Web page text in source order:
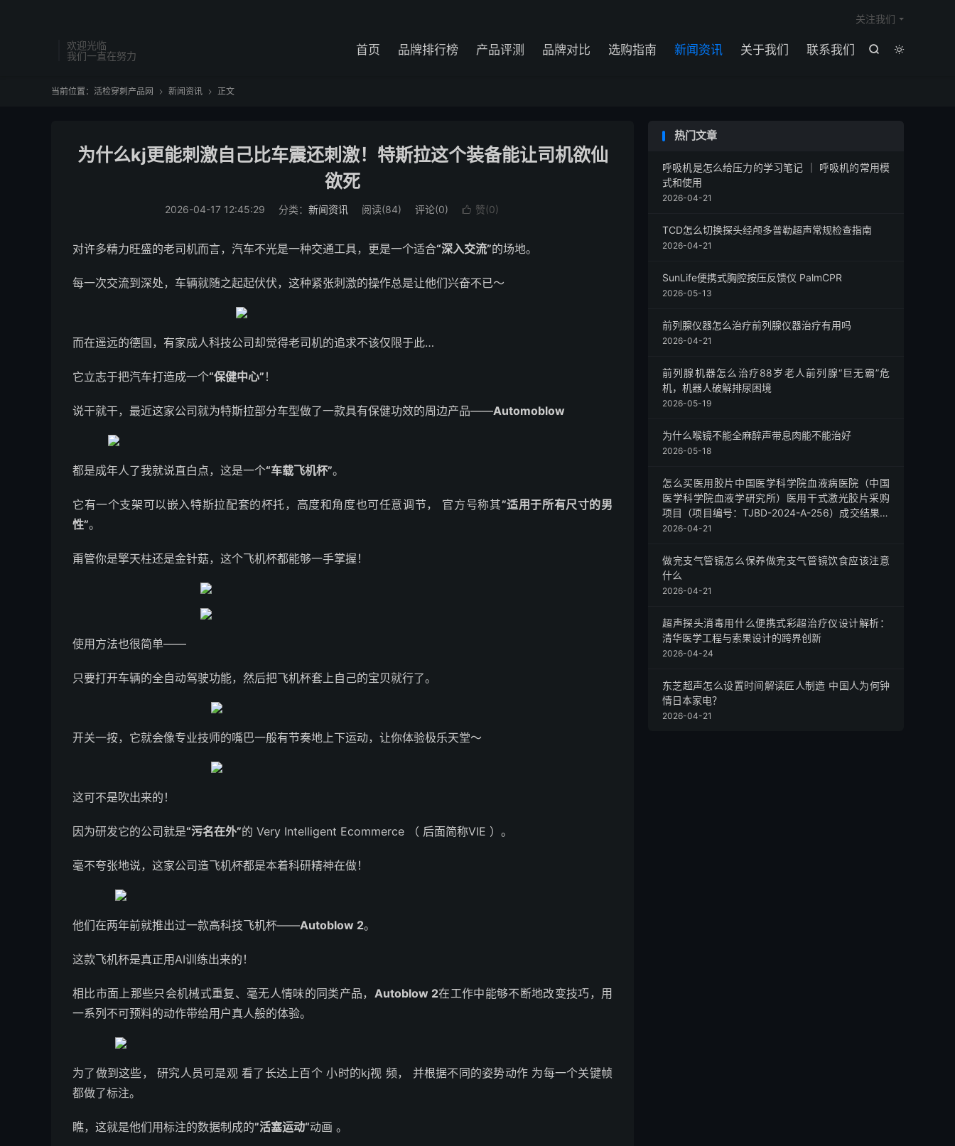
欢迎光临
我们一直在努力


首页 品牌排行榜 产品评测 品牌对比 选购指南 新闻资讯 关于我们 联系我们
关注我们
当前位置： 活检穿刺产品网  新闻资讯  正文
为什么kj更能刺激自己比车震还刺激！特斯拉这个装备能让司机欲仙
欲死
2026-04-17 12:45:29 分类： 新闻资讯 阅读(84) 评论(0)  赞(0)
对许多精力旺盛的老司机而言，汽车不光是一种交通工具，更是一个适合“深入交流”的场地。
每一次交流到深处，车辆就随之起起伏伏，这种紧张刺激的操作总是让他们兴奋不已～
而在遥远的德国，有家成人科技公司却觉得老司机的追求不该仅限于此…
它立志于把汽车打造成一个“保健中心” ！
说干就干，最近这家公司就为特斯拉部分车型做了一款具有保健功效的周边产品——Automoblow
都是成年人了我就说直白点，这是一个“车载飞机杯”。
它有一个支架可以嵌入特斯拉配套的杯托，高度和角度也可任意调节， 官方号称其”适用于所有尺寸的男
性”。
甭管你是擎天柱还是金针菇，这个飞机杯都能够一手掌握！
使用方法也很简单——
只要打开车辆的全自动驾驶功能，然后把飞机杯套上自己的宝贝就行了。
开关一按，它就会像专业技师的嘴巴一般有节奏地上下运动，让你体验极乐天堂～
这可不是吹出来的！
因为研发它的公司就是“污名在外”的 Very Intelligent Ecommerce （ 后面简称VIE ）。
毫不夸张地说，这家公司造飞机杯都是本着科研精神在做！
他们在两年前就推出过一款高科技飞机杯——Autoblow 2。
这款飞机杯是真正用AI训练出来的！
相比市面上那些只会机械式重复、毫无人情味的同类产品， Autoblow 2在工作中能够不断地改变技巧，用
一系列不可预料的动作带给用户真人般的体验。
为了做到这些， 研究人员可是观 看了长达上百个 小时的kj视 频， 并根据不同的姿势动作 为每一个关键帧
都做了标注。
瞧，这就是他们用标注的数据制成的”活塞运动“动画 。
热门文章
呼吸机是怎么给压力的学习笔记 ｜ 呼吸机的常用模
式和使用
2026-04-21
TCD怎么切换探头经颅多普勒超声常规检查指南
2026-04-21
SunLife便携式胸腔按压反馈仪 PalmCPR
2026-05-13
前列腺仪器怎么治疗前列腺仪器治疗有用吗
2026-04-21
前列腺机器怎么治疗88岁老人前列腺“巨无霸”危
机，机器人破解排尿困境
2026-05-19
为什么喉镜不能全麻醉声带息肉能不能治好
2026-05-18
怎么买医用胶片中国医学科学院血液病医院（中国
医学科学院血液学研究所）医用干式激光胶片采购
项目（项目编号：TJBD-2024-A-256）成交结果公
告
2026-04-21
做完支气管镜怎么保养做完支气管镜饮食应该注意
什么
2026-04-21
超声探头消毒用什么便携式彩超治疗仪设计解析：
清华医学工程与索果设计的跨界创新
2026-04-24
东芝超声怎么设置时间解读匠人制造 中国人为何钟
情日本家电？
2026-04-21